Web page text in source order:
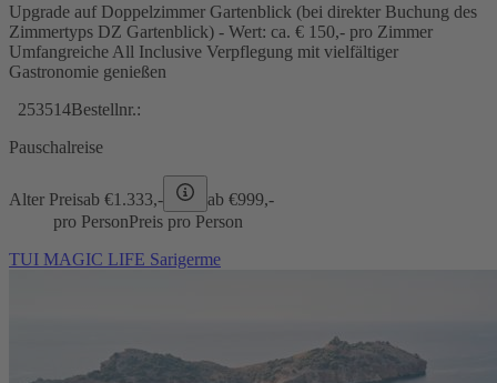
Upgrade auf Doppelzimmer Gartenblick (bei direkter Buchung des
Zimmertyps DZ Gartenblick) - Wert: ca. € 150,- pro Zimmer
Umfangreiche All Inclusive Verpflegung mit vielfältiger
Gastronomie genießen
253514Bestellnr.:
Pauschalreise
Alter Preisab €1.333,- ab €999,-
pro PersonPreis pro Person
TUI MAGIC LIFE Sarigerme